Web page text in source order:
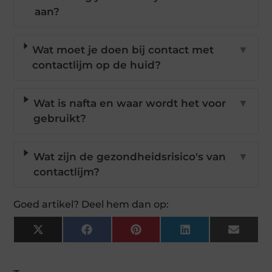
aan?
Wat moet je doen bij contact met
contactlijm op de huid?
▼
Wat is nafta en waar wordt het voor
gebruikt?
▼
Wat zijn de gezondheidsrisico's van
contactlijm?
▼
Goed artikel? Deel hem dan op:
X
(Twitter)
FacebookPinterestLinkedInEmail